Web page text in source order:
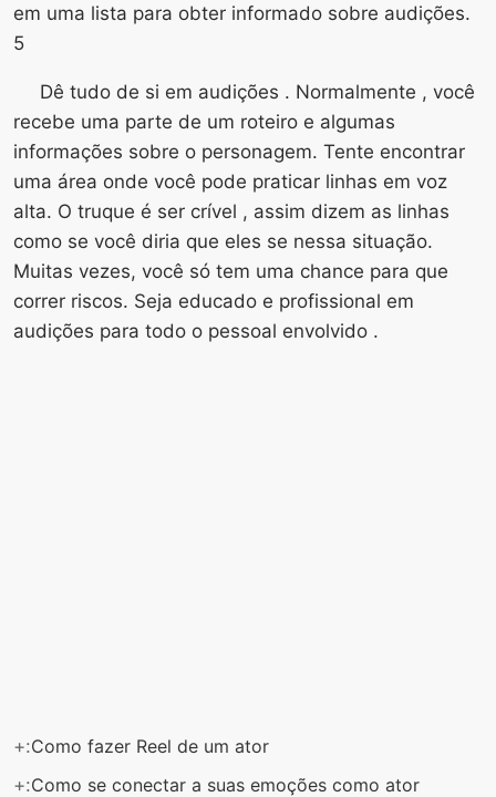
em uma lista para obter informado sobre audições.
5
Dê tudo de si em audições . Normalmente , você
recebe uma parte de um roteiro e algumas
informações sobre o personagem. Tente encontrar
uma área onde você pode praticar linhas em voz
alta. O truque é ser crível , assim dizem as linhas
como se você diria que eles se nessa situação.
Muitas vezes, você só tem uma chance para que
correr riscos. Seja educado e profissional em
audições para todo o pessoal envolvido .
+:Como fazer Reel de um ator
+:Como se conectar a suas emoções como ator